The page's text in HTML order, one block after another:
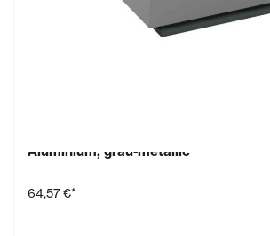
Aluminium, grau-metallic
64,57 €*